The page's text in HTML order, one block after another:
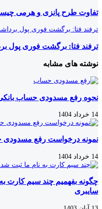
تفاوت طرح پانزی و هرمی
ترفند فتا: برگشت فوری پول
ترفند فتا: برگشت فوری پول
نوشته های مشابه
نحوه رفع مسدودی حساب
14 خرداد 1404
نمونه درخواست رفع مسدودی
14 خرداد 1404
چگونه بفهمیم چند سیم کارت
سایبری